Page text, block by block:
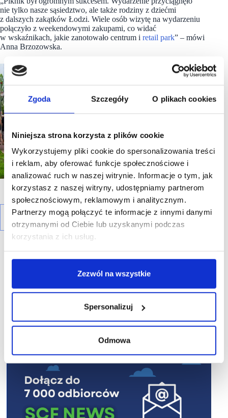
Zgoda Szczegóły O plikach cookies
Niniejsza strona korzysta z plików cookie
Wykorzystujemy pliki cookie do spersonalizowania treści
i reklam, aby oferować funkcje społecznościowe i
analizować ruch w naszej witrynie. Informacje o tym, jak
korzystasz z naszej witryny, udostępniamy partnerom
społecznościowym, reklamowym i analitycznym.
Partnerzy mogą połączyć te informacje z innymi danymi
otrzymanymi od Ciebie lub uzyskanymi podczas
korzystania z ich usług.
Zezwól na wszystkie
Spersonalizuj
Odmowa
nie tylko nasze sąsiedztwo, ale także rodziny z dziećmi
z dalszych zakątków Łodzi. Wiele osób wizytę na wydarzeniu
połączyło z weekendowymi zakupami, co widać
w wskaźnikach, jakie zanotowało centrum i retail park” – mówi
Anna Brzozowska.
R E K L A M A